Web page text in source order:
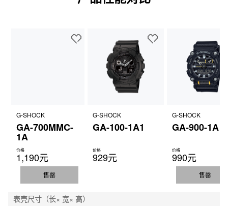
G-SHOCK
GA-700MMC-
1A
价格
1,190元
售罄
G-SHOCK
GA-100-1A1
价格
929元
G-SHOCK
GA-900-1A
价格
990元
售罄
表壳尺寸（长× 宽× 高）